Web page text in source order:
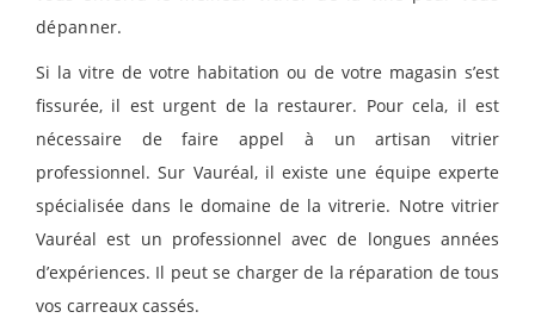
dépanner.
Si la vitre de votre habitation ou de votre magasin s’est
fissurée, il est urgent de la restaurer. Pour cela, il est
nécessaire de faire appel à un artisan vitrier
professionnel. Sur Vauréal, il existe une équipe experte
spécialisée dans le domaine de la vitrerie. Notre vitrier
Vauréal est un professionnel avec de longues années
d’expériences. Il peut se charger de la réparation de tous
vos carreaux cassés.